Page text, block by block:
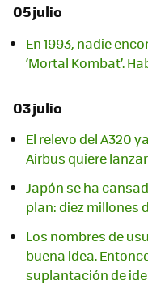
05 julio
En 1993, nadie
‘Mortal Kombat’.
03 julio
El relevo del A320
Airbus quiere
Japón se ha
plan: diez millones
Los nombres de
buena idea.
suplantación de